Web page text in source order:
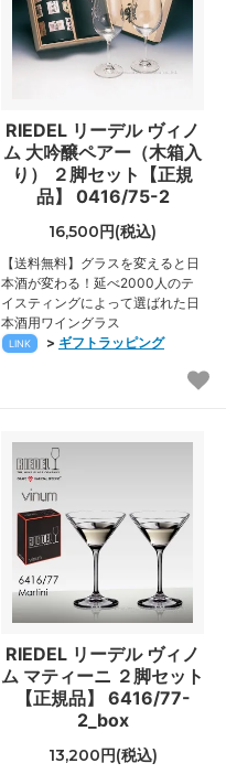
RIEDEL リーデル ヴィノ
ム 大吟醸ペアー（木箱入
り） ２脚セット【正規
品】 0416/75-2
16,500円(税込)
【送料無料】グラスを変えると日
本酒が変わる！延べ2000人のテ
イスティングによって選ばれた日
本酒用ワイングラス
LINK > ギフトラッピング
RIEDEL リーデル ヴィノ
ム マティーニ ２脚セット
【正規品】 6416/77-
2_box
13,200円(税込)